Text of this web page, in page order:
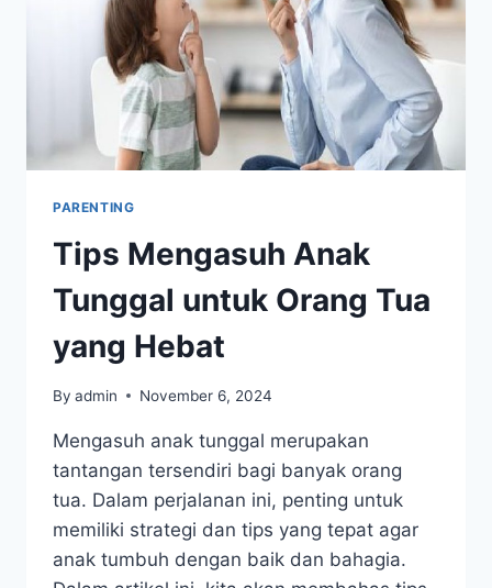
PARENTING
Tips Mengasuh Anak
Tunggal untuk Orang Tua
yang Hebat
By admin November 6, 2024
Mengasuh anak tunggal merupakan
tantangan tersendiri bagi banyak orang
tua. Dalam perjalanan ini, penting untuk
memiliki strategi dan tips yang tepat agar
anak tumbuh dengan baik dan bahagia.